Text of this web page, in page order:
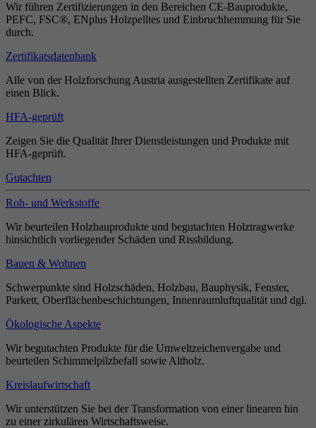
Wir führen Zertifizierungen in den Bereichen CE-Bauprodukte,
PEFC, FSC®, ENplus Holzpelltes und Einbruchhemmung für Sie
durch.
Zertifikatsdatenbank
Alle von der Holzforschung Austria ausgestellten Zertifikate auf
einen Blick.
HFA-geprüft
Zeigen Sie die Qualität Ihrer Dienstleistungen und Produkte mit
HFA-geprüft.
Gutachten
Roh- und Werkstoffe
Wir beurteilen Holzbauprodukte und begutachten Holztragwerke
hinsichtlich vorliegender Schäden und Rissbildung.
Bauen & Wohnen
Schwerpunkte sind Holzschäden, Holzbau, Bauphysik, Fenster,
Parkett, Oberflächenbeschichtungen, Innenraumluftqualität und dgl.
Ökologische Aspekte
Wir begutachten Produkte für die Umweltzeichenvergabe und
beurteilen Schimmelpilzbefall sowie Altholz.
Kreislaufwirtschaft
Wir unterstützen Sie bei der Transformation von einer linearen hin
zu einer zirkulären Wirtschaftsweise.